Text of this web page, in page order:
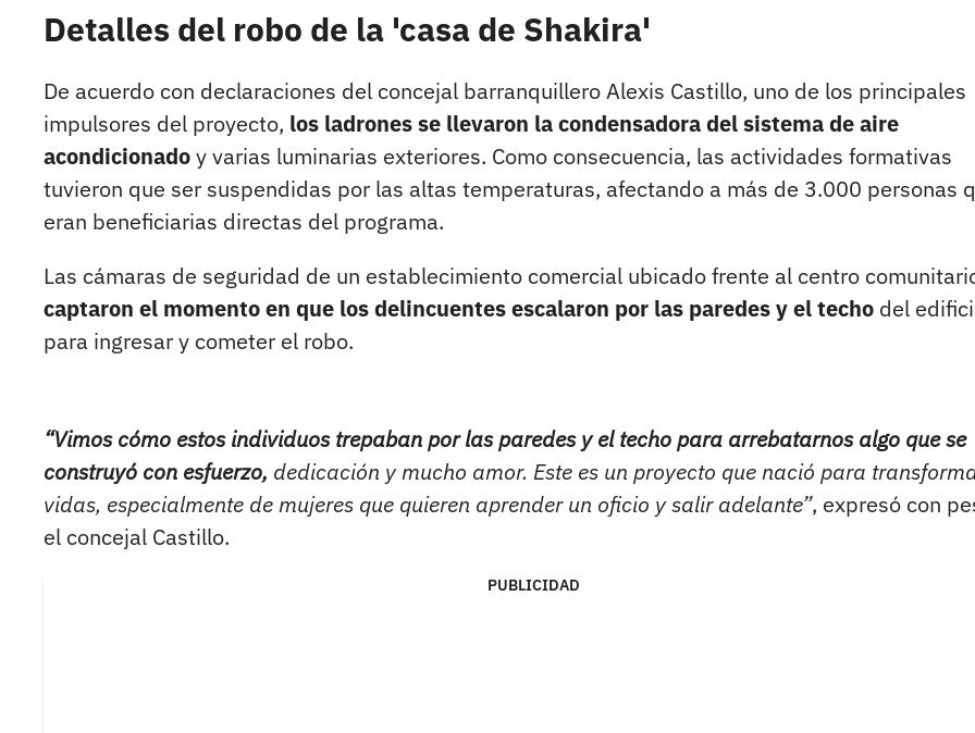
Detalles del robo de la 'casa de Shakira'
De acuerdo con declaraciones del concejal barranquillero Alexis Castillo, uno de los principales
impulsores del proyecto, los ladrones se llevaron la condensadora del sistema de aire
acondicionadoy varias luminarias exteriores. Como consecuencia, las actividades formativas
tuvieron que ser suspendidas por las altas temperaturas, afectando a más de 3.000 personas
eran beneficiarias directas del programa.
Las cámaras de seguridad de un establecimiento comercial ubicado frente al centro
captaron el momento en que los delincuentes escalaron por las paredes y el techo del
para ingresar y cometer el robo.
“Vimos cómo estos individuos trepaban por las paredes y el techo para arrebatarnos algo que se
construyó con esfuerzo, dedicación y mucho amor. Este es un proyecto que nació para
vidas, especialmente de mujeres que quieren aprender un oficio y salir adelante”, expresó con
el concejal Castillo.
PUBLICIDAD